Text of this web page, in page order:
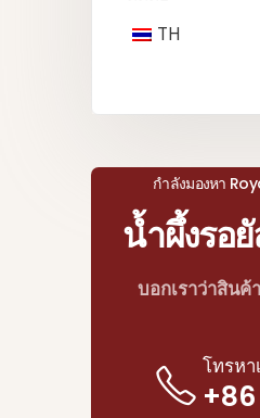
TH
กำลังมองหา
น้ำผึ้งรอ
บอกเราว่าสิน
โทรห
+86